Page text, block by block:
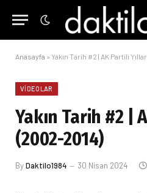
Anasayfa » Yakın Tarih #2 | AK Partili
VIDEOLAR
Yakın Tarih #2 |
(2002-2014)
ByDaktilo1984 30 Nisan 2024